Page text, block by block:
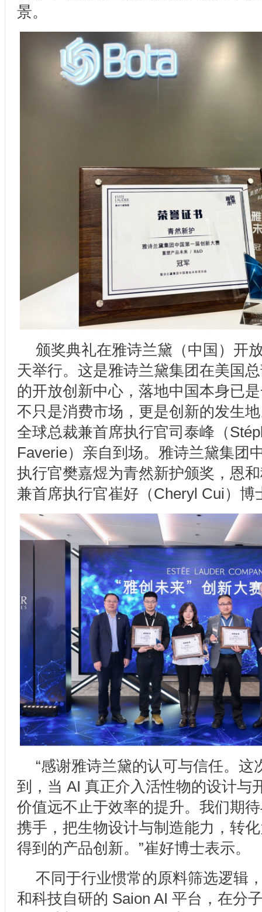
景。
颁奖典礼在雅诗兰黛（中国）开
天举行。这是雅诗兰黛集团在美国
的开放创新中心，落地中国本身已
不只是消费市场，更是创新的发生
全球总裁兼首席执行官司泰峰（
Faverie）亲自到场。雅诗兰黛集团
执行官樊嘉煜为青然新护颁奖，恩
兼首席执行官崔好（Cheryl Cui）博
“感谢雅诗兰黛的认可与信任。这
到，当 AI 真正介入活性物的设计与
价值远不止于效率的提升。我们期
携手，把生物设计与制造能力，转
得到的产品创新。”崔好博士表示。
不同于行业惯常的原料筛选逻辑
和科技自研的 Saion AI 平台，在分